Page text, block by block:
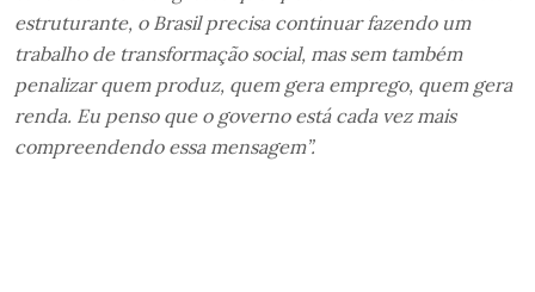
estruturante, o Brasil precisa continuar fazendo um
trabalho de transformação social, mas sem também
penalizar quem produz, quem gera emprego, quem gera
renda. Eu penso que o governo está cada vez mais
compreendendo essa mensagem”.